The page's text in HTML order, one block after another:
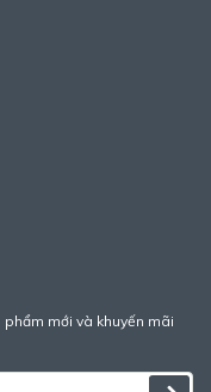
mới và khuyến mãi